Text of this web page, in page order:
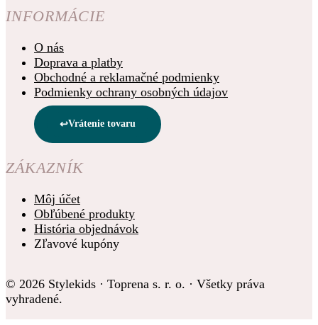
INFORMÁCIE
O nás
Doprava a platby
Obchodné a reklamačné podmienky
Podmienky ochrany osobných údajov
Vrátenie tovaru
ZÁKAZNÍK
Môj účet
Obľúbené produkty
História objednávok
Zľavové kupóny
© 2026 Stylekids · Toprena s. r. o. · Všetky práva
vyhradené.